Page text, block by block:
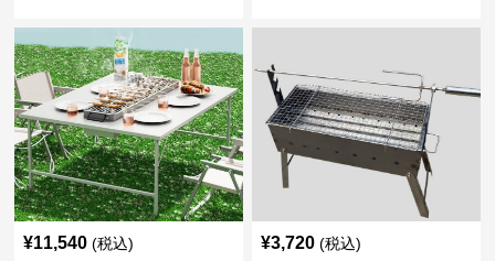
¥11,540 (税込) ¥3,720 (税込)